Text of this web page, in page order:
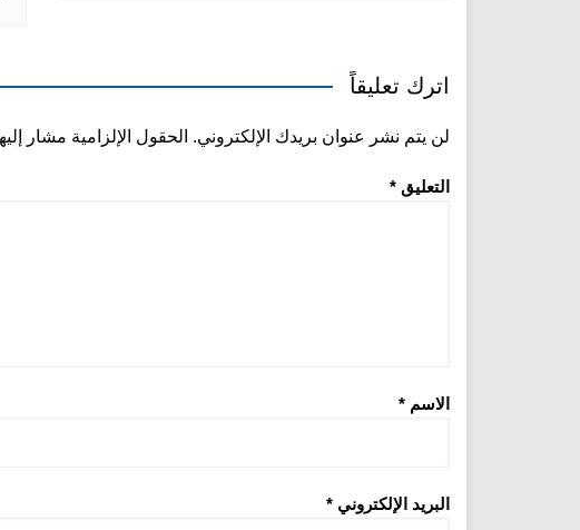
اترك تعليقاً
لن يتم نشر عنوان بريدك الإلكتروني. الحقول الإلزامية مشار
التعليق *
الاسم *
البريد الإلكتروني *